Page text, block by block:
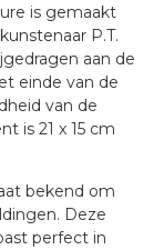
is gemaakt
P.T.
aan de
einde van de
van de
is 21 x 15 cm
bekend om
Deze
perfect in